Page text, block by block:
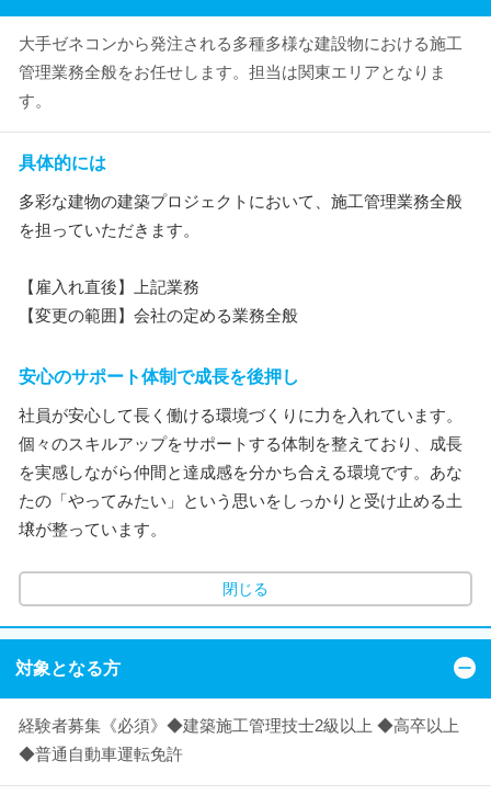
大手ゼネコンから発注される多種多様な建設物における施工
管理業務全般をお任せします。担当は関東エリアとなりま
す。
具体的には
多彩な建物の建築プロジェクトにおいて、施工管理業務全般
を担っていただきます。
【雇入れ直後】上記業務
【変更の範囲】会社の定める業務全般
安心のサポート体制で成長を後押し
社員が安心して長く働ける環境づくりに力を入れています。
個々のスキルアップをサポートする体制を整えており、成長
を実感しながら仲間と達成感を分かち合える環境です。あな
たの「やってみたい」という思いをしっかりと受け止める土
壌が整っています。
閉じる
対象となる方
経験者募集《必須》◆建築施工管理技士2級以上 ◆高卒以上
◆普通自動車運転免許